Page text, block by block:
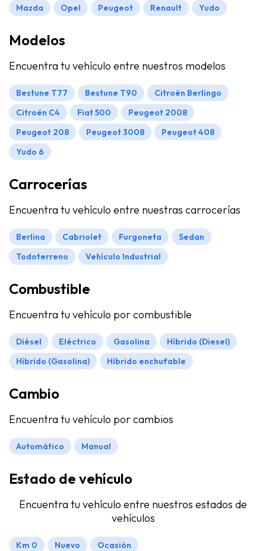
Mazda Opel Peugeot Renault Yudo
Modelos
Encuentra tu vehículo entre nuestros modelos
Bestune T77 Bestune T90
Citroën Berlingo
Citroën C4
Fiat 500
Peugeot 2008
Peugeot 208
Peugeot 3008
Peugeot 408
Yudo 6
Carrocerías
Encuentra tu vehículo entre nuestras carrocerías
Berlina Cabriolet Furgoneta
Sedan
Todoterreno
Vehículo Industrial
Combustible
Encuentra tu vehículo por combustible
Diésel Eléctrico Gasolina
Híbrido (Diesel)
Híbrido (Gasolina)
Híbrido enchufable
Cambio
Encuentra tu vehículo por cambios
Automático Manual
Estado de vehículo
Encuentra tu vehículo entre nuestros estados de
vehículos
Km 0 Nuevo Ocasión